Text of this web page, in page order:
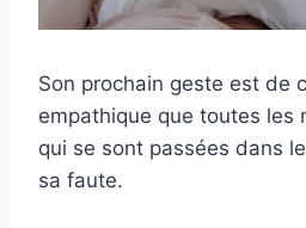
Son prochain geste est de
empathique que toutes les
qui se sont passées dans
sa faute.